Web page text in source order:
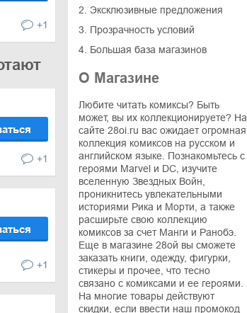
+1
+1
+1
2. Эксклюзивные предложения
3. Прозрачность условий
4. Большая база магазинов
О Магазине
Любите читать комиксы? Быть
может, вы их коллекционируете? На
сайте 28oi.ru вас ожидает огромная
коллекция комиксов на русском и
английском языке. Познакомьтесь с
героями Marvel и DC, изучите
вселенную Звездных Войн,
проникнитесь увлекательными
историями Рика и Морти, а также
расширьте свою коллекцию
комиксов за счет Манги и Ранобэ.
Еще в магазине 28ой вы сможете
заказать книги, одежду, фигурки,
стикеры и прочее, что тесно
связано с комиксами и ее героями.
На многие товары действуют
скидки, если ввести наш промокод